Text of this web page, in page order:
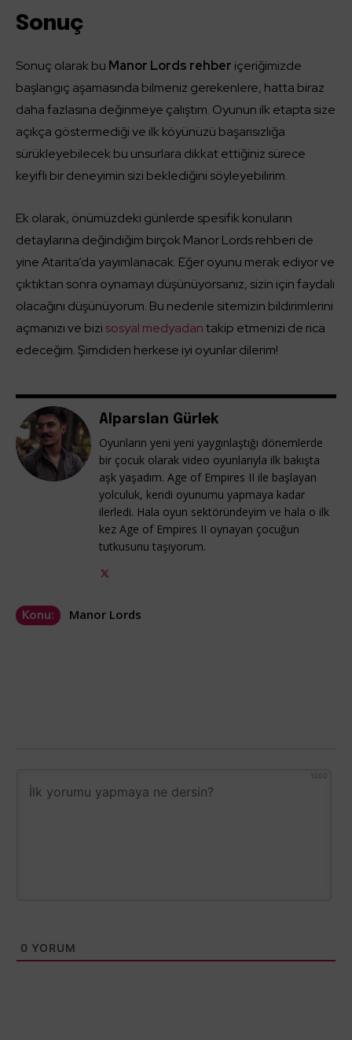
Sonuç
Sonuç olarak bu Manor Lords rehber içeriğimizde
başlangıç aşamasında bilmeniz gerekenlere, hatta biraz
daha fazlasına değinmeye çalıştım. Oyunun ilk etapta size
açıkça göstermediği ve ilk köyünüzü başarısızlığa
sürükleyebilecek bu unsurlara dikkat ettiğiniz sürece
keyifli bir deneyimin sizi beklediğini söyleyebilirim.
Ek olarak, önümüzdeki günlerde spesifik konuların
detaylarına değindiğim birçok Manor Lords rehberi de
yine Atarita’da yayımlanacak. Eğer oyunu merak ediyor ve
çıktıktan sonra oynamayı düşünüyorsanız, sizin için faydalı
olacağını düşünüyorum. Bu nedenle sitemizin bildirimlerini
açmanızı ve bizi sosyal medyadantakip etmenizi de rica
edeceğim. Şimdiden herkese iyi oyunlar dilerim!
Alparslan Gürlek
Oyunların yeni yeni yaygınlaştığı dönemlerde
bir çocuk olarak video oyunlarıyla ilk bakışta
aşk yaşadım. Age of Empires II ile başlayan
yolculuk, kendi oyunumu yapmaya kadar
ilerledi. Hala oyun sektöründeyim ve hala o ilk
kez Age of Empires II oynayan çocuğun
tutkusunu taşıyorum.
Konu: Manor Lords
1000
0 YORUM